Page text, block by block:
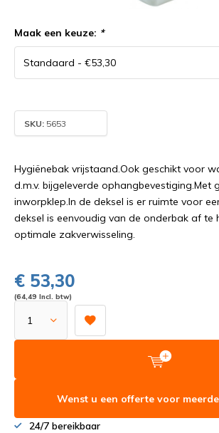
Maak een keuze: *
SKU: 5653
Hygiënebak vrijstaand.Ook geschikt voor
d.m.v. bijgeleverde ophangbevestiging.Met
inworpklep.In de deksel is er ruimte voor
deksel is eenvoudig van de onderbak af te
optimale zakverwisseling.
€ 53,30
(64,49 Incl. btw)
Wenst u een offerte voor
24/7 bereikbaar